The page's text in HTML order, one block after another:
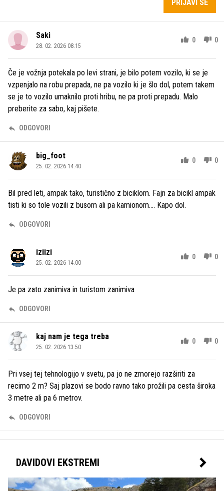
PRIJAVI SE
Saki
28. 02. 2026 08.15
0 0
Če je vožnja potekala po levi strani, je bilo potem vozilo, ki se je
vzpenjalo na robu prepada, ne pa vozilo ki je šlo dol, potem takem
se je to vozilo umaknilo proti hribu, ne pa proti prepadu. Malo
preberite za sabo, kaj pišete.
ODGOVORI
big_foot
25. 02. 2026 14.40
0 0
Bil pred leti, ampak tako, turistično z biciklom. Fajn za bicikl ampak
tisti ki so tole vozili z busom ali pa kamionom…. Kapo dol.
ODGOVORI
iziizi
25. 02. 2026 14.00
0 0
Je pa zato zanimiva in turistom zanimiva
ODGOVORI
kaj nam je tega treba
25. 02. 2026 13.50
0 0
Pri vsej tej tehnologijo v svetu, pa jo ne zmorejo razširiti za
recimo 2 m? Saj plazovi se bodo ravno tako prožili pa cesta široka
3 metre ali pa 6 metrov.
ODGOVORI
DAVIDOVI EKSTREMI